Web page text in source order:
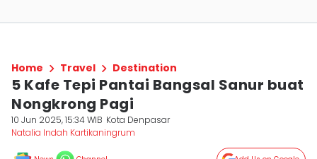
Home Travel Destination
5 Kafe Tepi Pantai Bangsal Sanur buat
Nongkrong Pagi
10 Jun 2025, 15:34 WIB Kota Denpasar
Natalia Indah Kartikaningrum